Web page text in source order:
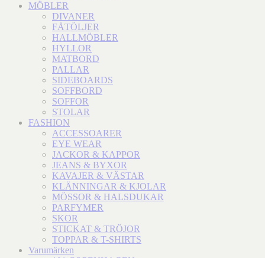
MÖBLER
DIVANER
FÅTÖLJER
HALLMÖBLER
HYLLOR
MATBORD
PALLAR
SIDEBOARDS
SOFFBORD
SOFFOR
STOLAR
FASHION
ACCESSOARER
EYE WEAR
JACKOR & KAPPOR
JEANS & BYXOR
KAVAJER & VÄSTAR
KLÄNNINGAR & KJOLAR
MÖSSOR & HALSDUKAR
PARFYMER
SKOR
STICKAT & TRÖJOR
TOPPAR & T-SHIRTS
Varumärken